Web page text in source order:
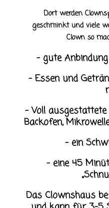
Dort werden
geschminkt und viele
Clown so
– gute
– Essen und
– Voll ausgestattete
Backofen,
– ein
– eine 45
Das Clownshaus